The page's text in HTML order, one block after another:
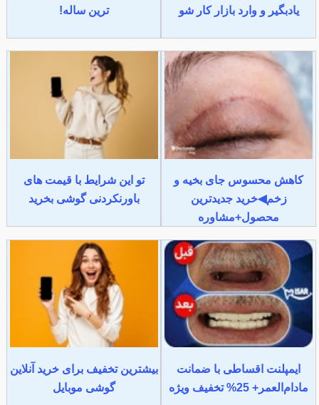
یادبگیر و وارد بازار کار شو
ترین ساله!
کاهش محسوس جای بخیه و
زخم◀خرید جدیدترین
محصول+مشاوره
تو این شرایط با قیمت های
باورنکردنی گوشی بخرید
ایمپلنت اقساطی با ضمانت
مادام‌العمر+ 25% تخفیف ویژه
بیشترین تخفیف برای خرید آنلاین
گوشی موبایل